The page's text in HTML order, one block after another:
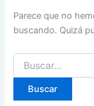
Parece que no
buscando. Quizá